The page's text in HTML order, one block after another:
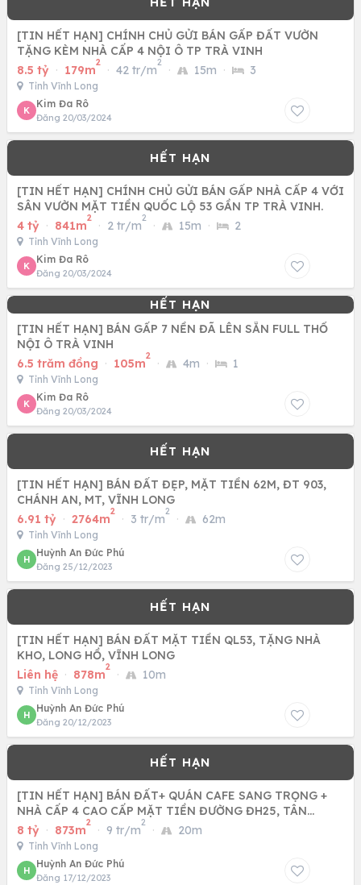
[TIN HẾT HẠN] CHÍNH CHỦ GỬI BÁN GẤP ĐẤT VƯỜN
TẶNG KÈM NHÀ CẤP 4 NỘI Ô TP TRÀ VINH
8.5 tỷ · 179m
2
· 42 tr/m
2
· 15m · 3
Tỉnh Vĩnh Long
K
Kim Đa Rô
Đăng 20/03/2024
[TIN HẾT HẠN] CHÍNH CHỦ GỬI BÁN GẤP NHÀ CẤP 4 VỚI
SÂN VƯỜN MẶT TIỀN QUỐC LỘ 53 GẦN TP TRÀ VINH.
4 tỷ · 841m
2
· 2 tr/m
2
· 15m · 2
Tỉnh Vĩnh Long
K
Kim Đa Rô
Đăng 20/03/2024
[TIN HẾT HẠN] BÁN GẤP 7 NỀN ĐÃ LÊN SẴN FULL THỔ
NỘI Ô TRÀ VINH
6.5 trăm đồng · 105m
2
· 4m · 1
Tỉnh Vĩnh Long
K
Kim Đa Rô
Đăng 20/03/2024
[TIN HẾT HẠN] BÁN ĐẤT ĐẸP, MẶT TIỀN 62M, ĐT 903,
CHÁNH AN, MT, VĨNH LONG
6.91 tỷ · 2764m
2
· 3 tr/m
2
· 62m
Tỉnh Vĩnh Long
H
Huỳnh An Đức Phú
Đăng 25/12/2023
[TIN HẾT HẠN] BÁN ĐẤT MẶT TIỀN QL53, TẶNG NHÀ
KHO, LONG HỒ, VĨNH LONG
Liên hệ · 878m
2
· 10m
Tỉnh Vĩnh Long
H
Huỳnh An Đức Phú
Đăng 20/12/2023
[TIN HẾT HẠN] BÁN ĐẤT+ QUÁN CAFE SANG TRỌNG +
NHÀ CẤP 4 CAO CẤP MẶT TIỀN ĐƯỜNG ĐH25, TÂN
HẠNH, VĨNH LONG
8 tỷ · 873m
2
· 9 tr/m
2
· 20m
Tỉnh Vĩnh Long
H
Huỳnh An Đức Phú
Đăng 17/12/2023